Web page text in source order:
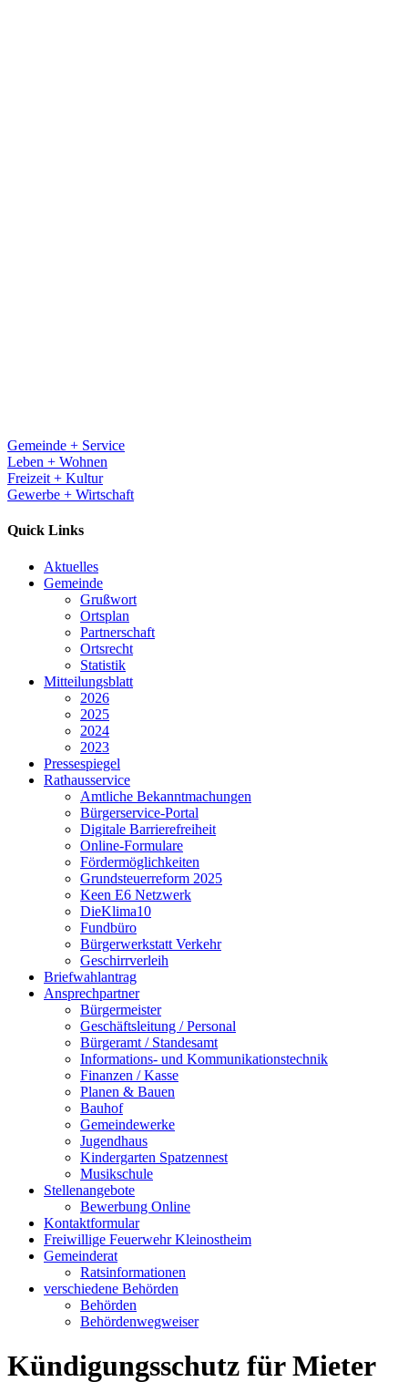
Gemeinde + Service
Leben + Wohnen
Freizeit + Kultur
Gewerbe + Wirtschaft
Quick Links
Aktuelles
Gemeinde
Grußwort
Ortsplan
Partnerschaft
Ortsrecht
Statistik
Mitteilungsblatt
2026
2025
2024
2023
Pressespiegel
Rathausservice
Amtliche Bekanntmachungen
Bürgerservice-Portal
Digitale Barrierefreiheit
Online-Formulare
Fördermöglichkeiten
Grundsteuerreform 2025
Keen E6 Netzwerk
DieKlima10
Fundbüro
Bürgerwerkstatt Verkehr
Geschirrverleih
Briefwahlantrag
Ansprechpartner
Bürgermeister
Geschäftsleitung / Personal
Bürgeramt / Standesamt
Informations- und Kommunikationstechnik
Finanzen / Kasse
Planen & Bauen
Bauhof
Gemeindewerke
Jugendhaus
Kindergarten Spatzennest
Musikschule
Stellenangebote
Bewerbung Online
Kontaktformular
Freiwillige Feuerwehr Kleinostheim
Gemeinderat
Ratsinformationen
verschiedene Behörden
Behörden
Behördenwegweiser
Kündigungsschutz für Mieter